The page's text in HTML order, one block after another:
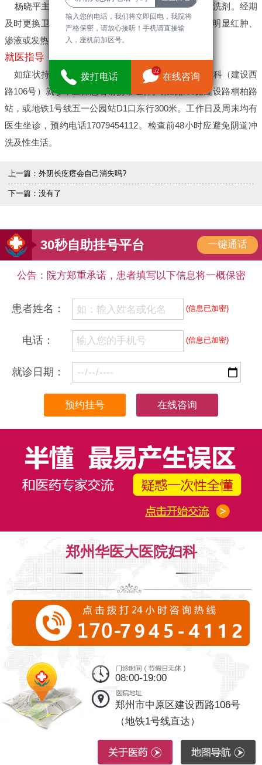
杨晓平主任建议每日温水清洗1-2次，避免使用碱性洗剂。经期
及时更换卫生用品，性生活前后注意清洁。局部出现明显红肿、
渗液或发热时需立即就医。
就医指导
如症状持续3天无缓解或加重，可郑州华医大医院妇科（建设西
路106号）就诊，医保患者请携带证件。乘1路/99路建设路桐柏路
站，或地铁1号线五一公园站D1口东行300米。工作日及周末均有
医生坐诊，预约电话17079454112。检查前48小时应避免阴道冲
洗及性生活。
上一篇： 外阴长疙瘩会自己消失吗?
下一篇：没有了
30秒自助挂号平台 一键通话
公告：院方郑重承诺，患者填写以下信息将一概保密
患者姓名： (信息已加密)
电话： (信息已加密)
就诊日期：
在线咨询
郑州华医大医院妇科
08:00-19:00
郑州市中原区建设西路106号
（地铁1号线直达）
输入您的电话，我们将立即回电，我院将
严格保密，请放心接听！手机请直接输
入，座机前加区号。
拨打电话
52
在线咨询